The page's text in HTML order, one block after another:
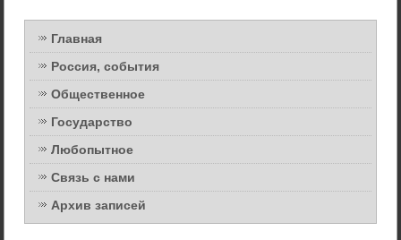
Главная
Россия, события
Общественное
Государство
Любопытное
Связь с нами
Архив записей